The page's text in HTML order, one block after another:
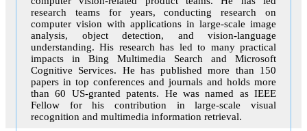
research teams for years, conducting research on
computer vision with applications in large-scale image
analysis, object detection, and vision-language
understanding. His research has led to many practical
impacts in Bing Multimedia Search and Microsoft
Cognitive Services. He has published more than 150
papers in top conferences and journals and holds more
than 60 US-granted patents. He was named as IEEE
Fellow for his contribution in large-scale visual
recognition and multimedia information retrieval.